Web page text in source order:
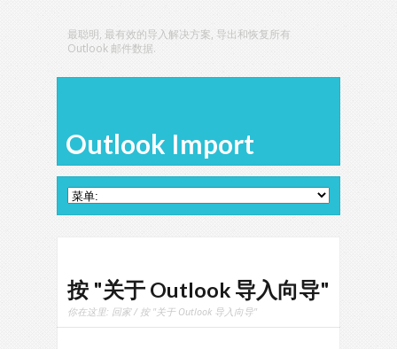
最聪明, 最有效的导入解决方案, 导出和恢复所有
Outlook 邮件数据.
Outlook Import
按 "关于 Outlook 导入向导"
你在这里: 回家/ 按 "关于 Outlook 导入向导"